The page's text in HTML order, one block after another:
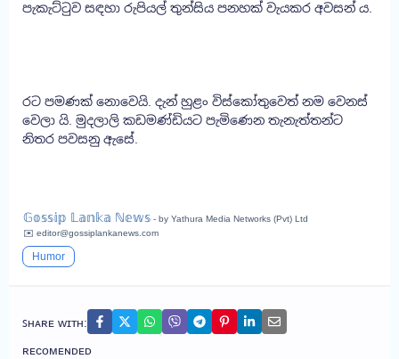
පැකැට්ටුව සඳහා රුපියල් තුන්සිය පනහක් වැයකර අවසන්‍ ය.
රට පමණක් නොවෙයි. දැන් හුළං විස්කෝතුවෙත් නම වෙනස්
වෙලා යි. මුදලාලි කඩමණ්ඩියට පැමිණෙන තැනැත්තන්ට
නිතර පවසනු ඇසේ.
𝔾𝕠𝕤𝕤𝕚𝕡 𝕃𝕒𝕟𝕜𝕒 ℕ𝕖𝕨𝕤 - by Yathura Media Networks (Pvt) Ltd
✉️ editor@gossiplankanews.com
Humor
ꜱʜᴀʀᴇ ᴡɪᴛʜ:
ʀᴇᴄᴏᴍᴇɴᴅᴇᴅ